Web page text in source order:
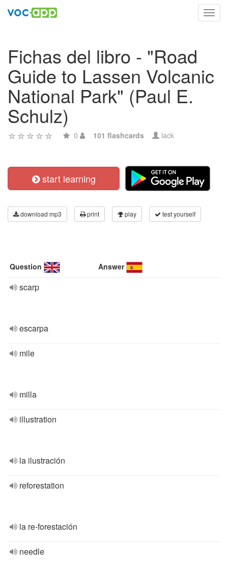
Fichas del libro - "Road
Guide to Lassen Volcanic
National Park" (Paul E.
Schulz)
0 101 flashcards lack
start learning
download mp3 print play test yourself
Question Answer
scarp
escarpa
mile
milla
illustration
la ilustración
reforestation
la re-forestación
needle